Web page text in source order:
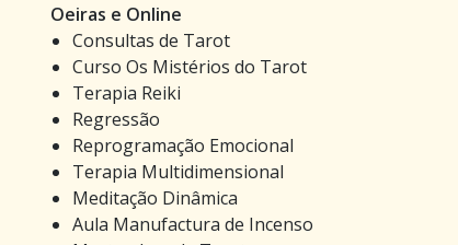
Oeiras e Online
Consultas de Tarot
Curso Os Mistérios do Tarot
Terapia Reiki
Regressão
Reprogramação Emocional
Terapia Multidimensional
Meditação Dinâmica
Aula Manufactura de Incenso